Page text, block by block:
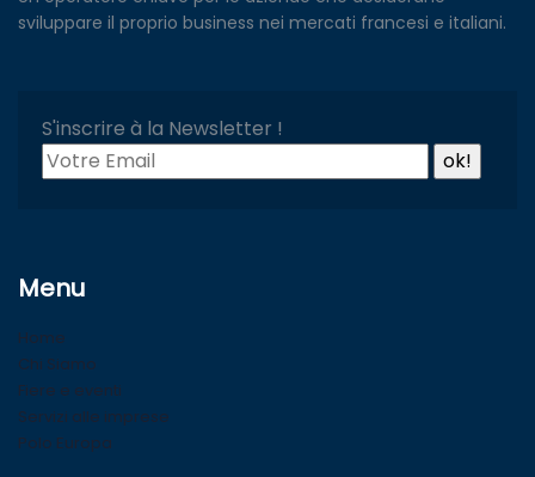
sviluppare il proprio business nei mercati francesi e italiani.
S'inscrire à la Newsletter !
Menu
Home
Chi Siamo
Fiere e eventi
Servizi alle imprese
Polo Europa